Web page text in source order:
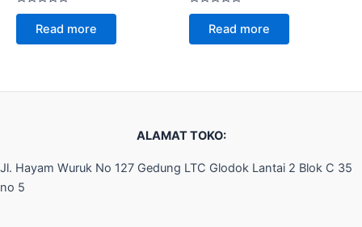
Rated
of
Read more
Rated
of
Read more
ALAMAT TOKO:
Jl. Hayam Wuruk No 127 Gedung LTC Glodok Lantai 2 Blok C 35
no 5